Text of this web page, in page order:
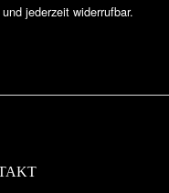
jederzeit widerrufbar.